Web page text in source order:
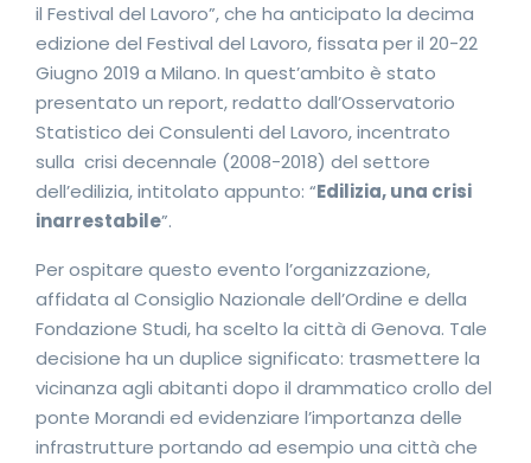
il Festival del Lavoro”, che ha anticipato la decima
edizione del Festival del Lavoro, fissata per il 20-22
Giugno 2019 a Milano. In quest’ambito è stato
presentato un report, redatto dall’Osservatorio
Statistico dei Consulenti del Lavoro, incentrato
sulla crisi decennale (2008-2018) del settore
dell’edilizia, intitolato appunto: “Edilizia, una crisi
inarrestabile”.
Per ospitare questo evento l’organizzazione,
affidata al Consiglio Nazionale dell’Ordine e della
Fondazione Studi, ha scelto la città di Genova. Tale
decisione ha un duplice significato: trasmettere la
vicinanza agli abitanti dopo il drammatico crollo del
ponte Morandi ed evidenziare l’importanza delle
infrastrutture portando ad esempio una città che